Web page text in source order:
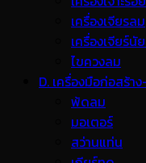
เครื่องเจียรลม
เครื่องเจียร์
ไขควงลม
D. เครื่องมือก่อสร้า
พ้ดลม
มอเตอร์
สว่านแท่น